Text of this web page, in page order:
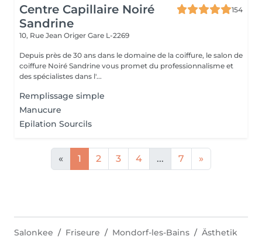
Centre Capillaire Noiré
Sandrine
154
10, Rue Jean Origer Gare L-2269
Depuis près de 30 ans dans le domaine de la coiffure, le salon de
coiffure Noiré Sandrine vous promet du professionnalisme et
des spécialistes dans l'...
Remplissage simple
Manucure
Epilation Sourcils
« 1 2 3 4 ... 7 »
Salonkee Friseure Mondorf-les-Bains Ästhetik